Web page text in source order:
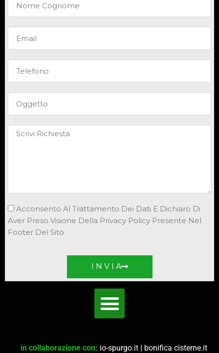
Acconsento Al Trattamento Dei Dati E Dichiaro Di
Aver Preso Visione Della Privacy Policy Presente Nel
Footer Del Sito
I N V I A
in collaborazione con: io-spurgo.it | bonifica cisterne.it